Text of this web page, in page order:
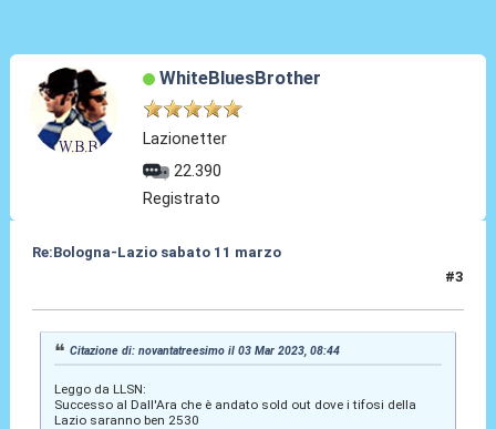
WhiteBluesBrother
Lazionetter
22.390
Registrato
Re:Bologna-Lazio sabato 11 marzo
#3
Citazione di: novantatreesimo il 03 Mar 2023, 08:44
Leggo da LLSN:
Successo al Dall'Ara che è andato sold out dove i tifosi della
Lazio saranno ben 2530